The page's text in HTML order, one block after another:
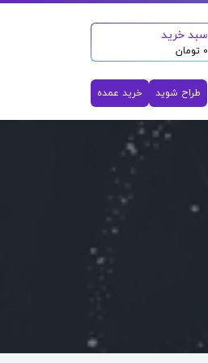
سبد خرید
0 تومان
طراح شوید خرید عمده